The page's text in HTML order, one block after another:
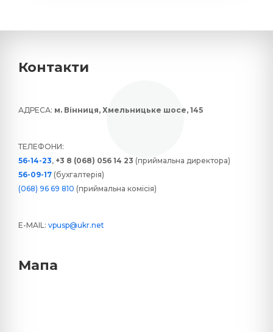
Контакти
АДРЕСА: м. Вінниця, Хмельницьке шосе, 145
ТЕЛЕФОНИ:
56-14-23, +3 8 (068) 056 14 23 (приймальна директора)
56-09-17 (бухгалтерія)
(068) 96 69 810 (приймальна комісія)
E-MAIL: vpusp@ukr.net
Мапа